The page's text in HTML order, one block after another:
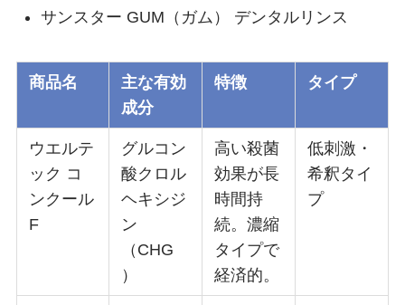
サンスター GUM（ガム） デンタルリンス
商品名
主な有効
成分
特徴 タイプ
ウエルテ
ック コ
ンクール
F
グルコン
酸クロル
ヘキシジ
ン
（CHG
）
高い殺菌
効果が長
時間持
続。濃縮
タイプで
経済的。
低刺激・
希釈タイ
プ